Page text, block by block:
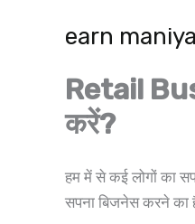
earn maniya
Retail
करें?
हम में से कई लोगों का
सपना बिजनेस करने का